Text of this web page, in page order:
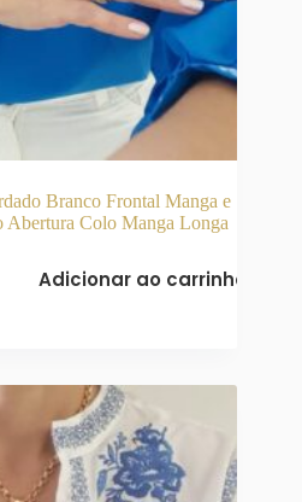
Branco Frontal Manga e
Abertura Colo Manga Longa
Adicionar ao carrinho